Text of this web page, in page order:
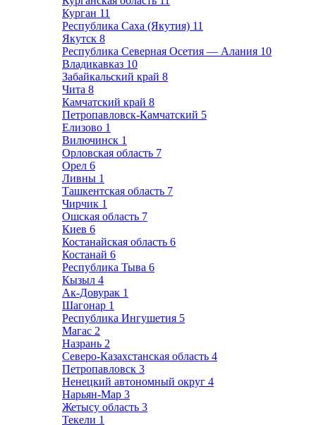
Курган 11
Республика Саха (Якутия) 11
Якутск 8
Республика Северная Осетия — Алания 10
Владикавказ 10
Забайкальский край 8
Чита 8
Камчатский край 8
Петропавловск-Камчатский 5
Елизово 1
Вилючинск 1
Орловская область 7
Орел 6
Ливны 1
Ташкентская область 7
Чирчик 1
Ошская область 7
Киев 6
Костанайская область 6
Костанай 6
Республика Тыва 6
Кызыл 4
Ак-Довурак 1
Шагонар 1
Республика Ингушетия 5
Магас 2
Назрань 2
Северо-Казахстанская область 4
Петропавловск 3
Ненецкий автономный округ 4
Нарьян-Мар 3
Жетысу область 3
Текели 1